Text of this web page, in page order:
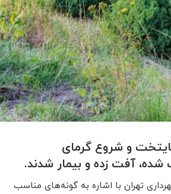
و شروع گرمای
آفت زده و بیمار شدند.
تهران با اشاره به گونه‌های مناسب